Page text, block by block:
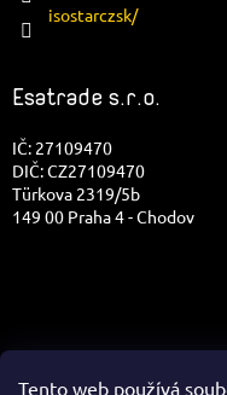
Tento web používá
isostarczsk/
Esatrade s.r.o.
IČ: 27109470
DIČ: CZ27109470
Türkova 2319/5b
149 00 Praha 4 - Chodov